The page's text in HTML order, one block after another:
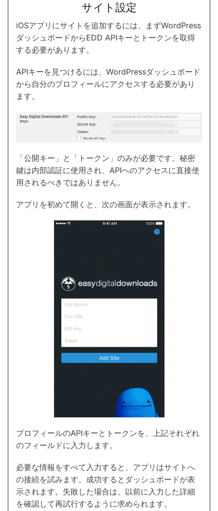
サイト設定
iOSアプリにサイトを追加するには、まずWordPress
ダッシュボードからEDD APIキーとトークンを取得
する必要があります。
APIキーを見つけるには、WordPressダッシュボード
から自分のプロフィールにアクセスする必要があり
ます。
「公開キー」と「トークン」のみが必要です。秘密
鍵は内部認証に使用され、APIへのアクセスに直接使
用されるべきではありません。
アプリを初めて開くと、次の画面が表示されます。
プロフィールのAPIキーとトークンを、上記それぞれ
のフィールドに入力します。
必要な情報をすべて入力すると、アプリはサイトへ
の接続を試みます。成功するとダッシュボードが表
示されます。失敗した場合は、以前に入力した詳細
を確認して再試行するように求められます。